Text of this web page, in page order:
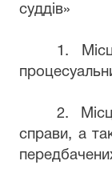
суддів»
1.
2.
справи, а